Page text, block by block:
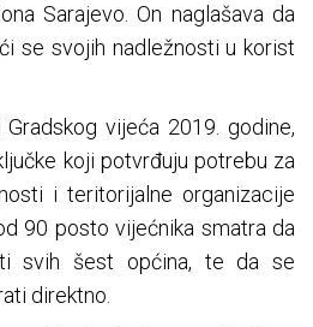
Sarajevo. On naglašava da
se svojih nadležnosti u korist
vijeća 2019. godine,
koji potvrđuju potrebu za
i teritorijalne organizacije
90 posto vijećnika smatra da
svih šest općina, te da se
direktno.